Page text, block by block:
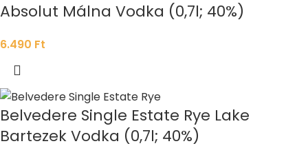
Absolut Málna Vodka (0,7l; 40%)
6.490 Ft
Belvedere Single Estate Rye Lake
Bartezek Vodka (0,7l; 40%)